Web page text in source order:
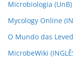
Microbiologia (UnB)
Mycology Online
O Mundo das
MicrobeWiki